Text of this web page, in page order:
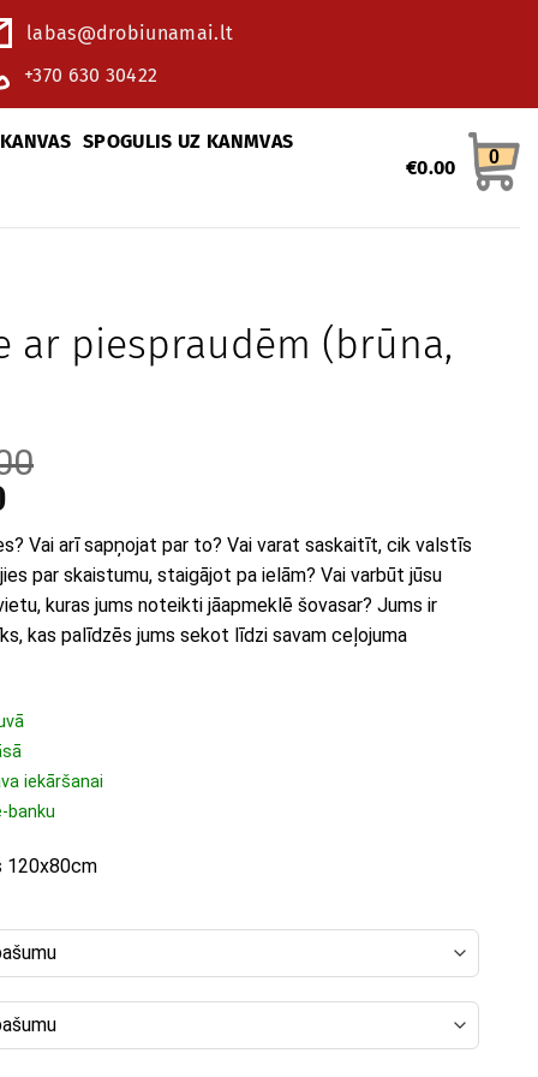
labas@drobiunamai.lt
+370 630 30422
SPOGULIS UZ KANMVAS
€0.00 0
ar piespraudēm (brūna,
Vai arī sapņojat par to? Vai varat saskaitīt, cik valstīs
par skaistumu, staigājot pa ielām? Vai varbūt jūsu
kuras jums noteikti jāapmeklē šovasar? Jums ir
kas palīdzēs jums sekot līdzi savam ceļojuma
iekāršanai
banku
120x80cm